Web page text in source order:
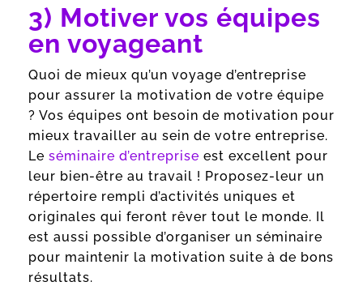
3) Motiver vos équipes
en voyageant
Quoi de mieux qu’un voyage d’entreprise
pour assurer la motivation de votre équipe
? Vos équipes ont besoin de motivation pour
mieux travailler au sein de votre entreprise.
Le séminaire d’entreprise est excellent pour
leur bien-être au travail ! Proposez-leur un
répertoire rempli d’activités uniques et
originales qui feront rêver tout le monde. Il
est aussi possible d’organiser un séminaire
pour maintenir la motivation suite à de bons
résultats.